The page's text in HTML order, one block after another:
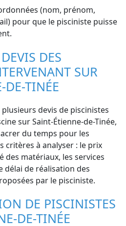
(nom, prénom,
pour que le pisciniste puisse
DES
SUR
DE-TINÉE
devis de piscinistes
sur Saint-Étienne-de-Tinée,
du temps pour les
critères à analyser : le prix
matériaux, les services
délai de réalisation des
par le pisciniste.
DE PISCINISTES
DE-TINÉE